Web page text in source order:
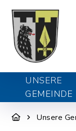
UNSERE
GEMEINDE
Unsere